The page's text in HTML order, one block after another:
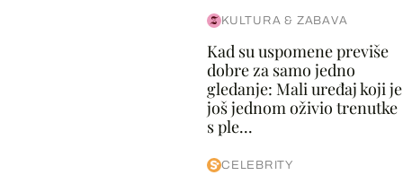
KULTURA & ZABAVA
Kad su uspomene previše
dobre za samo jedno
gledanje: Mali uređaj koji je
još jednom oživio trenutke
s ple...
CELEBRITY